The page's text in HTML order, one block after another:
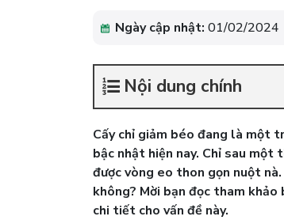
Ngày cập nhật: 01/02/2024
Nội dung chính
Cấy chỉ giảm béo đang là một
bậc nhật hiện nay. Chỉ sau một
được vòng eo thon gọn nuột
không? Mời bạn đọc tham
chi tiết cho vấn đề này.